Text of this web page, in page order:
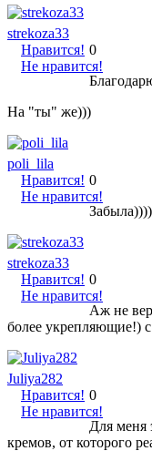
strekoza33
Нравится!
Не нравится!
0
На "ты" же)))
poli_lila
Нравится!
Не нравится!
0
Забыла))))
strekoza33
Нравится!
Не нравится!
0
Аж не
более укрепляющие!) с
Juliya282
Нравится!
Не нравится!
0
Для меня
кремов, от которого